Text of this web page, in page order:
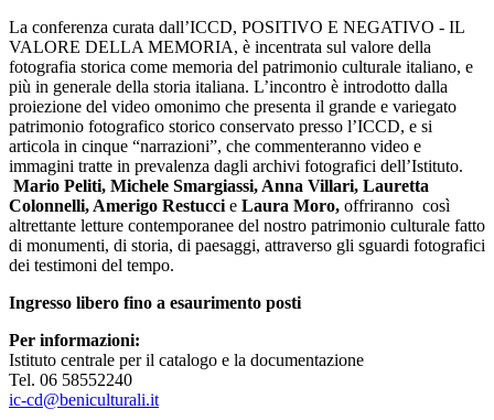
La conferenza curata dall’ICCD, POSITIVO E NEGATIVO - IL
VALORE DELLA MEMORIA, è incentrata sul valore della
fotografia storica come memoria del patrimonio culturale italiano, e
più in generale della storia italiana. L’incontro è introdotto dalla
proiezione del video omonimo che presenta il grande e variegato
patrimonio fotografico storico conservato presso l’ICCD, e si
articola in cinque “narrazioni”, che commenteranno video e
immagini tratte in prevalenza dagli archivi fotografici dell’Istituto.
Mario Peliti, Michele Smargiassi, Anna Villari, Lauretta
Colonnelli, Amerigo Restucci e Laura Moro, offriranno così
altrettante letture contemporanee del nostro patrimonio culturale fatto
di monumenti, di storia, di paesaggi, attraverso gli sguardi fotografici
dei testimoni del tempo.
Ingresso libero fino a esaurimento posti
Per informazioni:
Istituto centrale per il catalogo e la documentazione
Tel. 06 58552240
ic-cd@beniculturali.it